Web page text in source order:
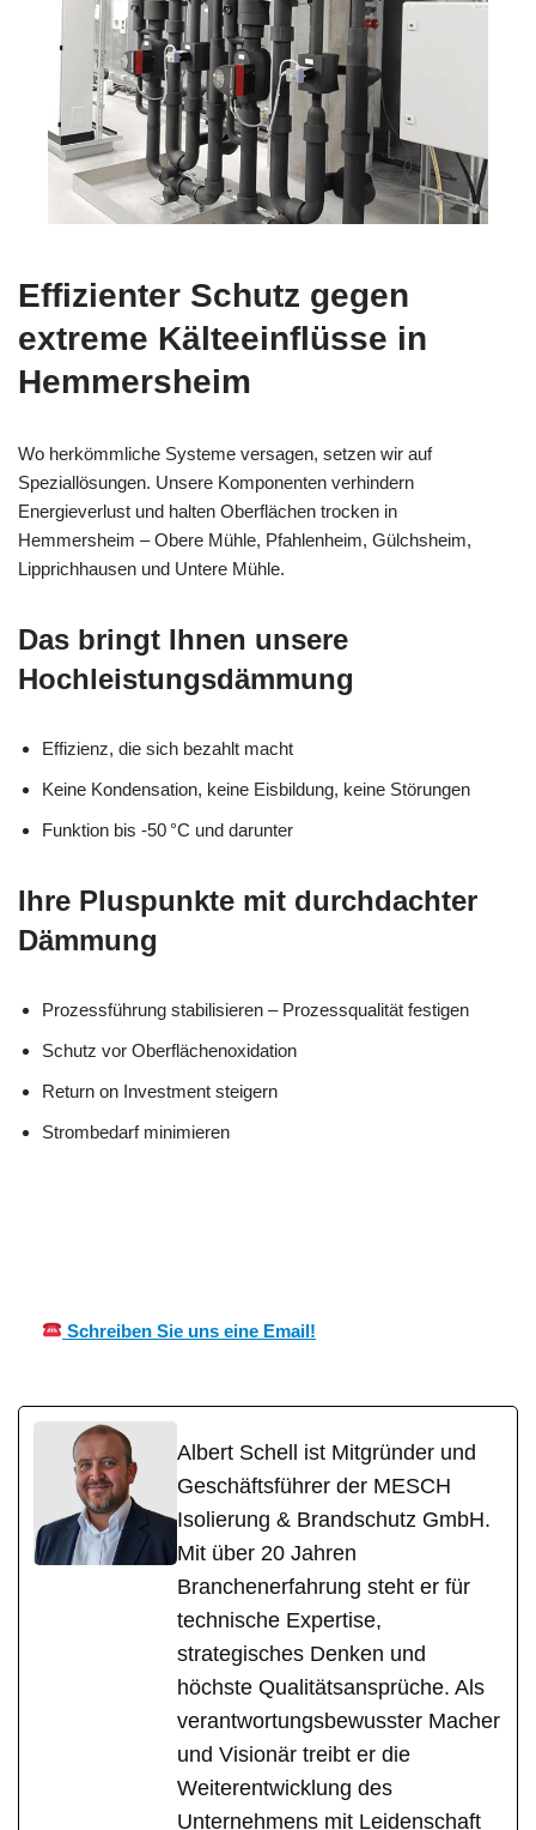
Effizienter Schutz gegen
extreme Kälteeinflüsse in
Hemmersheim
Wo herkömmliche Systeme versagen, setzen wir auf
Speziallösungen. Unsere Komponenten verhindern
Energieverlust und halten Oberflächen trocken in
Hemmersheim – Obere Mühle, Pfahlenheim, Gülchsheim,
Lipprichhausen und Untere Mühle.
Das bringt Ihnen unsere
Hochleistungsdämmung
Effizienz, die sich bezahlt macht
Keine Kondensation, keine Eisbildung, keine Störungen
Funktion bis -50 °C und darunter
Ihre Pluspunkte mit durchdachter
Dämmung
Prozessführung stabilisieren – Prozessqualität festigen
Schutz vor Oberflächenoxidation
Return on Investment steigern
Strombedarf minimieren
Schreiben Sie uns eine Email!
Albert Schell ist Mitgründer und
Geschäftsführer der MESCH
Isolierung & Brandschutz GmbH.
Mit über 20 Jahren
Branchenerfahrung steht er für
technische Expertise,
strategisches Denken und
höchste Qualitätsansprüche. Als
verantwortungsbewusster Macher
und Visionär treibt er die
Weiterentwicklung des
Unternehmens mit Leidenschaft